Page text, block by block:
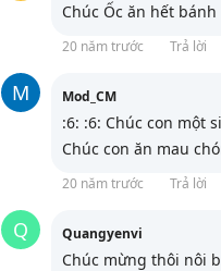
Chúc Ốc ăn hết
20 năm trước Trả lời
M Mod_CM
:6: :6: Chúc con một
Chúc con ăn mau
20 năm trước Trả lời
Q Quangyenvi
Chúc mừng thôi nôi